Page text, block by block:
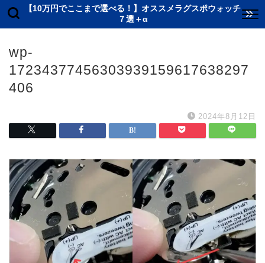
【10万円でここまで選べる！】オススメラグスポウォッチ
７選＋α
wp-
17234377456303939159617638297
406
2024年8月12日